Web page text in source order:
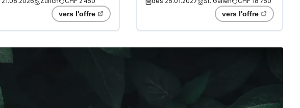
vers l'offre vers l'offre